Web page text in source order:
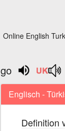
Online English
go
Englisch -
Definition